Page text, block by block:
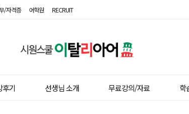
/자격증 어학원 RECRUIT
원
쿨
후기 선생님 소개 무료강의/자료 학